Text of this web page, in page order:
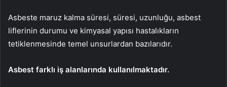
Asbeste maruz kalma süresi, süresi, uzunluğu, asbest
liflerinin durumu ve kimyasal yapısı hastalıkların
tetiklenmesinde temel unsurlardan bazılarıdır.
Asbest farklı iş alanlarında kullanılmaktadır.